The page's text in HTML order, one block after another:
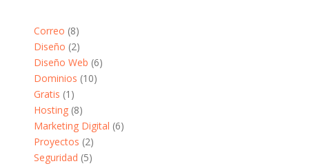
Correo (8)
Diseño (2)
Diseño Web (6)
Dominios (10)
Gratis (1)
Hosting (8)
Marketing Digital (6)
Proyectos (2)
Seguridad (5)